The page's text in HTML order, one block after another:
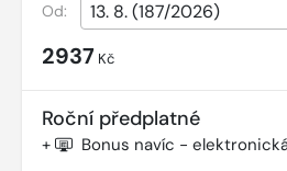
Od:
2937 Kč
Roční předplatné
+ Bonus navíc -